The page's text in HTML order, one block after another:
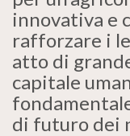
innovativa e
rafforzare i
atto di
capitale
di futuro dei